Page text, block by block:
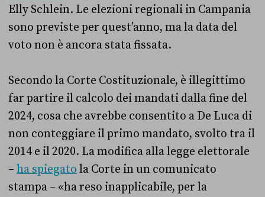
Elly Schlein. Le elezioni regionali in Campania
sono previste per quest’anno, ma la data del
voto non è ancora stata fissata.
Secondo la Corte Costituzionale, è illegittimo
far partire il calcolo dei mandati dalla fine del
2024, cosa che avrebbe consentito a De Luca di
non conteggiare il primo mandato, svolto tra il
2014 e il 2020. La modifica alla legge elettorale
– ha spiegato la Corte in un comunicato
stampa – «ha reso inapplicabile, per la